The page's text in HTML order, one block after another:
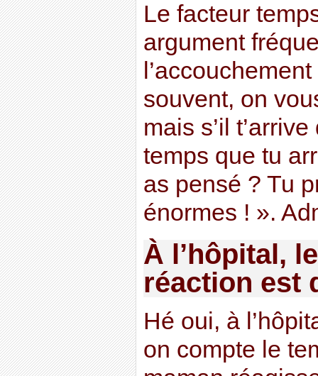
Le facteur
argument
souvent, on
mais s’il
temps que tu
as pensé ? Tu
énormes ! ».
À l’hôpital,
réaction est
Hé oui, à
on compte le